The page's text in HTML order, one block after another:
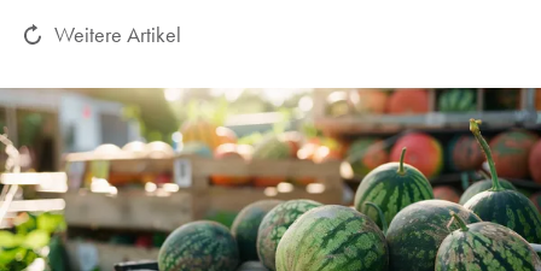
Weitere Artikel